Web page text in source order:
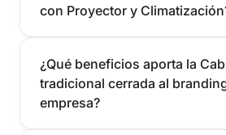
con Proyector y
¿Qué beneficios aporta la
tradicional cerrada al
empresa?